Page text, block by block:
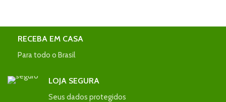
RECEBA EM CASA
Para todo o Brasil
LOJA SEGURA
Seus dados protegidos